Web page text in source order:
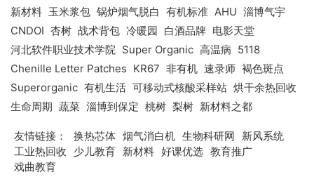
新材料 玉米浆包 锅炉烟气脱白 有机标准 AHU 淄博气宇
CNDOI 杏树 战术背包 冷暖园 白酒品牌 电影天堂
河北软件职业技术学院 Super Organic 高温病 5118
Chenille Letter Patches KR67 非有机 速录师 褐色斑点
Superorganic 有机生活 可移动式核酸采样站 烘干余热回收
生命周期 蔬菜 淄博到保定 桃树 梨树 新材料之都
友情链接： 换热芯体 烟气消白机 生物科研网
新风系统
工业热回收
少儿教育 新材料 好课优选 教育推广
戏曲教育